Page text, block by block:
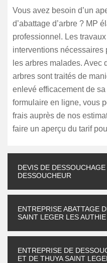
Vous avez besoin d’un
d’abattage d’arbre ? MP
professionnel. Les
interventions nécessaires
les arbres malades. Avec
arbres sont traités de
enlevé efficacement de
formulaire en ligne, vous
frais auprès de nos
faire un aperçu du tarif
DEVIS DE
DESSOUCHEUR
ENTREPRISE ABATTAGE
SAINT LEGER LES AUTHIE
ENTREPRISE DE
ET DE THUYA SAINT